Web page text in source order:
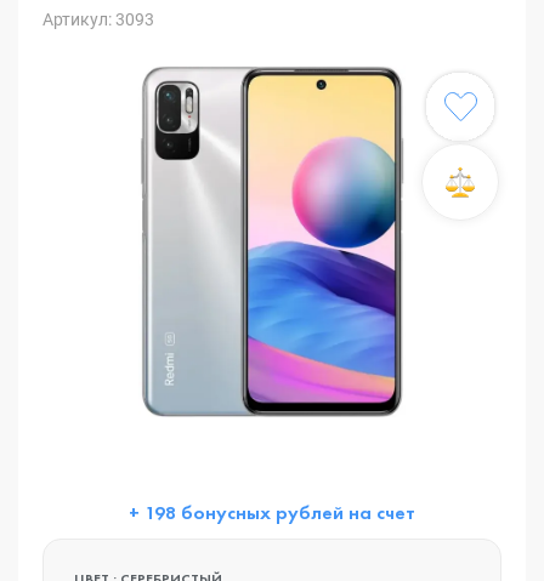
Артикул: 3093
+ 198 бонусных рублей на счет